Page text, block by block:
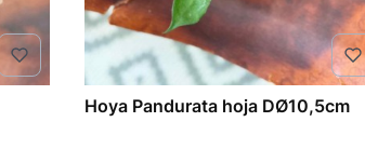
Hoya Pandurata hoja DØ10,5cm